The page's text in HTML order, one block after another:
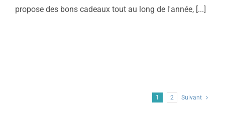
propose des bons cadeaux tout au long de l'année, [...]
1 2 Suivant